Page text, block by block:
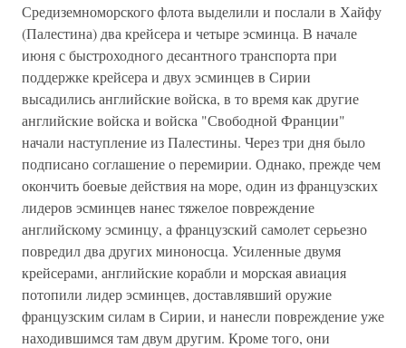
Средиземноморского флота выделили и послали в Хайфу
(Палестина) два крейсера и четыре эсминца. В начале
июня с быстроходного десантного транспорта при
поддержке крейсера и двух эсминцев в Сирии
высадились английские войска, в то время как другие
английские войска и войска "Свободной Франции"
начали наступление из Палестины. Через три дня было
подписано соглашение о перемирии. Однако, прежде чем
окончить боевые действия на море, один из французских
лидеров эсминцев нанес тяжелое повреждение
английскому эсминцу, а французский самолет серьезно
повредил два других миноносца. Усиленные двумя
крейсерами, английские корабли и морская авиация
потопили лидер эсминцев, доставлявший оружие
французским силам в Сирии, и нанесли повреждение уже
находившимся там двум другим. Кроме того, они